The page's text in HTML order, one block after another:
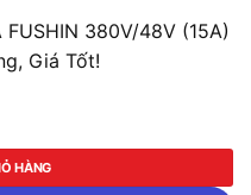
FUSHIN 380V/48V (15A)
Giá Tốt!
380V/48V (15A)
HÀNG